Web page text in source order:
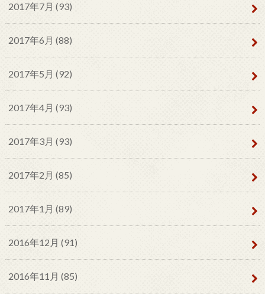
2017年7月 (93)
2017年6月 (88)
2017年5月 (92)
2017年4月 (93)
2017年3月 (93)
2017年2月 (85)
2017年1月 (89)
2016年12月 (91)
2016年11月 (85)